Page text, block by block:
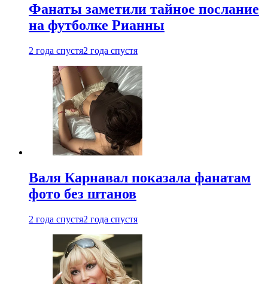
Фанаты заметили тайное послание
на футболке Рианны
2 года спустя2 года спустя
Валя Карнавал показала фанатам
фото без штанов
2 года спустя2 года спустя